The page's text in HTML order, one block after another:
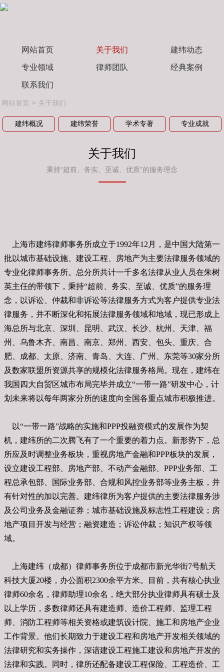
网站首页 关于我们 建纬动态
专业领域 律师团队 经典案例
联系我们
网站首页 > 关于我们
建纬概况 建纬荣誉 学术专著 专业成就
关于我们
秉持“超前、务实、至诚、优质”的服务理念
上海市建纬律师事务所成立于1992年12月，是中国大陆第一
批以城市基础设施、建设工程、房地产为主要法律服务领域的
专业化律师事务所。总分所共计一千多名法律从业人员在朱树
英主任的带领下，秉持“超前、务实、至诚、优质”的服务理
念，以诉讼、仲裁和非诉讼等法律服务方式为客户提供专业法
律服务，并不断深化和拓展法律服务领域和地域，现已形成上
海总所与北京、深圳、昆明、武汉、长沙、杭州、天津、福
州、乌鲁木齐、南昌、南京、郑州、西安、包头、重庆、合
肥、成都、太原、济南、青岛、大连、广州、东莞等30家分所
及数家联盟所资源共享的规模化法律服务格局。现在，建纬在
我国四大自贸区城市布局完毕并成立“一带一路”研发中心，计
划未来将以每年两家分所的速度向全国各重点城市积极推进。
以“一带一路”战略的实施和PPP投融资模式的发展作为契
机，建纬所的二次腾飞有了一个重要的着力点。新形势下，总
所应及时调整业务板块，重视房地产金融和PPP板块的发展，
设立建设工程部、房地产部、不动产金融部、PPP业务部、工
程总承包部、国际业务部、合规和风控业务部等业务主板，并
有针对性的加以完善。建纬律所为客户提供的主要法律服务涉
及公司业务及金融证券；城市基础设施及标志性工程建设；房
地产项目开发与经营；融资建造；诉讼仲裁；知识产权等领
域。
上海建纬（成都）律师事务所位于成都市新光华街7号航天
科技大厦20楼，办公面积2300余平方米。目前，共有核心执业
律师60余名，律师助理10余名，绝大部分执业律师具有硕士及
以上学历，多数律师还具有建造师、造价工程师、监理工程
师、消防工程师等相关资格或建筑设计院、施工和房地产企业
工作背景。他们长期致力于建设工程和房地产开发相关领域的
法律研究和实务操作，深谙建设工程施工建设和房地产开发的
法律和实践。同时，律所还配备建设工程保险、工程造价、工